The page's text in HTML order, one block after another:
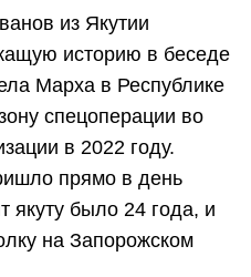
из Якутии
историю в беседе
Марха в Республике
спецоперации во
в 2022 году.
прямо в день
якуту было 24 года, и
на Запорожском